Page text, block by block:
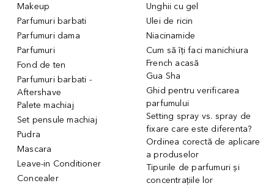
Makeup
Parfumuri barbati
Parfumuri dama
Parfumuri
Fond de ten
Parfumuri barbati -
Aftershave
Palete machiaj
Set pensule machiaj
Pudra
Mascara
Leave-in Conditioner
Concealer
Unghii cu gel
Ulei de ricin
Niacinamide
Cum să îți faci manichiura
French acasă
Gua Sha
Ghid pentru verificarea
parfumului
Setting spray vs. spray de
fixare care este diferenta?
Ordinea corectă de aplicare
a produselor
Tipurile de parfumuri și
concentrațiile lor